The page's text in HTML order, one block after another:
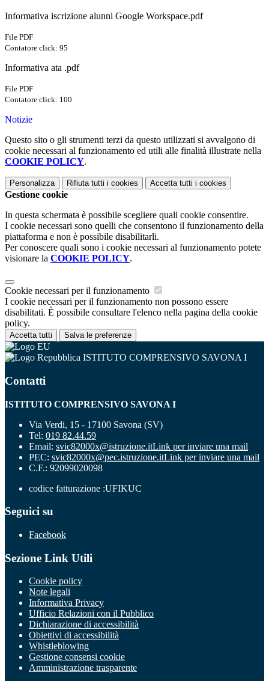
Informativa iscrizione alunni Google Workspace.pdf
File PDF
Contatore click: 95
Informativa ata .pdf
File PDF
Contatore click: 100
Notizie
Questo sito o gli strumenti terzi da questo utilizzati si avvalgono di
cookie necessari al funzionamento ed utili alle finalità illustrate nella
COOKIE POLICY.
Personalizza Rifiuta tutti i cookies Accetta tutti i cookies
Gestione cookie
In questa schermata è possibile scegliere quali cookie consentire.
I cookie necessari sono quelli che consentono il funzionamento della
piattaforma e non è possibile disabilitarli.
Per conoscere quali sono i cookie necessari al funzionamento potete
visionare la COOKIE POLICY.
Cookie necessari per il funzionamento
I cookie necessari per il funzionamento non possono essere
disabilitati. È possibile consultare l'elenco nella pagina della cookie
policy.
Accetta tutti Salva le preferenze
ISTITUTO COMPRENSIVO SAVONA I
Contatti
ISTITUTO COMPRENSIVO SAVONA I
Via Verdi, 15 - 17100 Savona (SV)
Tel: 019 82.44.59
Email: svic82000x@istruzione.itLink per inviare una mail
PEC: svic82000x@pec.istruzione.itLink per inviare una mail
C.F.: 92099020098
codice fatturazione :UFIKUC
Seguici su
Facebook
Sezione Link Utili
Cookie policy
Note legali
Informativa Privacy
Ufficio Relazioni con il Pubblico
Dichiarazione di accessibilità
Obiettivi di accessibilità
Whistleblowing
Gestione consensi cookie
Amministrazione trasparente